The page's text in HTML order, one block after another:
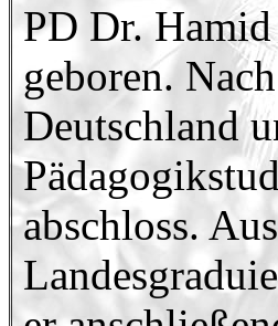
PD Dr.
geboren.
Deutschland
abschloss.